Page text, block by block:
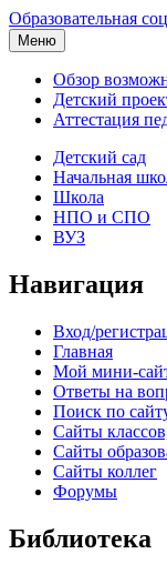
Образовательная
Меню
Обзор
Детский
Аттестация
Детский сад
Начальная
Школа
НПО и СПО
ВУЗ
Навигация
Вход/
Главная
Мой мини-
Ответы на
Поиск по
Сайты
Сайты
Сайты коллег
Форумы
Библиотека